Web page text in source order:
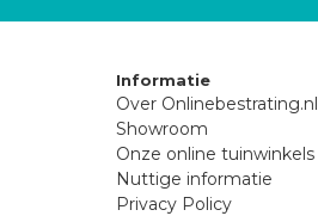
Informatie
Over Onlinebestrating.nl
Showroom
Onze online tuinwinkels
Nuttige informatie
Privacy Policy